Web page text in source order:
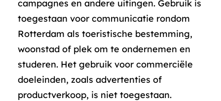
campagnes en andere uitingen. Gebruik is
toegestaan voor communicatie rondom
Rotterdam als toeristische bestemming,
woonstad of plek om te ondernemen en
studeren. Het gebruik voor commerciële
doeleinden, zoals advertenties of
productverkoop, is niet toegestaan.